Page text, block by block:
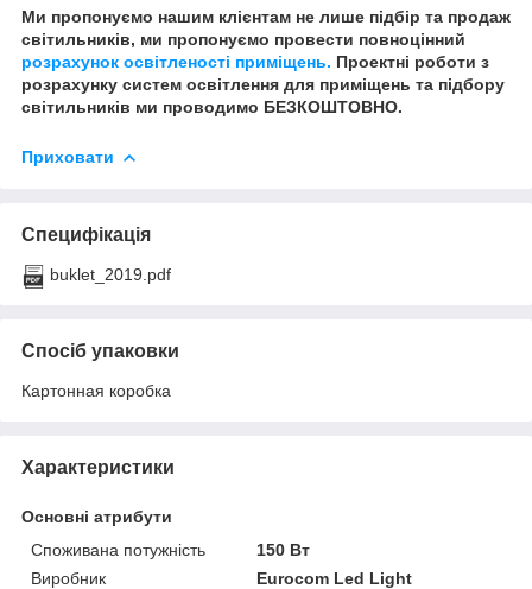
Ми пропонуємо нашим клієнтам не лише підбір та продаж
світильників, ми пропонуємо провести повноцінний
розрахунок освітленості приміщень. Проектні роботи з
розрахунку систем освітлення для приміщень та підбору
світильників ми проводимо БЕЗКОШТОВНО.
Приховати
Специфікація
buklet_2019.pdf
Спосіб упаковки
Картонная коробка
Характеристики
Основні атрибути
Споживана потужність
150 Вт
Виробник
Eurocom Led Light